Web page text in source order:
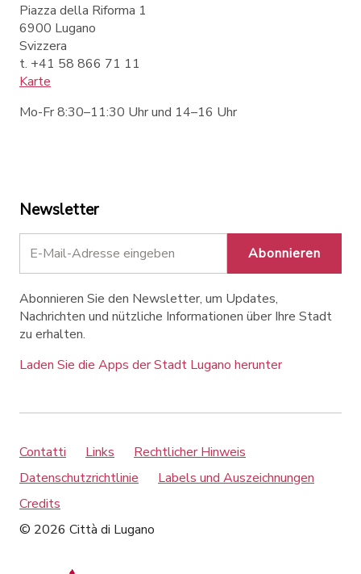
Piazza della Riforma 1
6900 Lugano
Svizzera
t. +41 58 866 71 11
Karte
Mo-Fr 8:30–11:30 Uhr und 14–16 Uhr
Newsletter
Abonnieren
Abonnieren Sie den Newsletter, um Updates,
Nachrichten und nützliche Informationen über Ihre Stadt
zu erhalten.
Laden Sie die Apps der Stadt Lugano herunter
Contatti Links
Rechtlicher Hinweis
Datenschutzrichtlinie
Labels und Auszeichnungen
Credits
© 2026 Città di Lugano